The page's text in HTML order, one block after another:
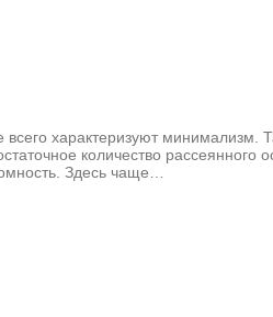
характеризуют минимализм.
количество
Здесь чаще…